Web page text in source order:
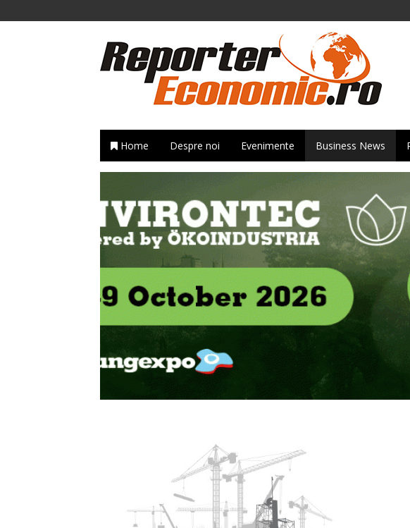
Home Despre noi Evenimente Business News